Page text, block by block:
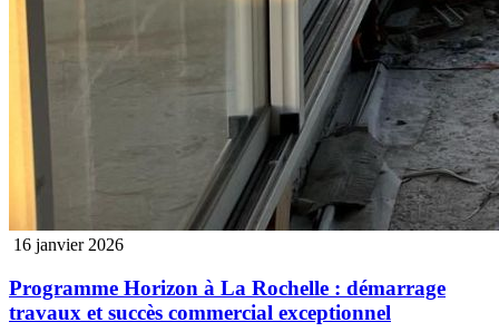
16 janvier 2026
Programme Horizon à La Rochelle : démarrage
travaux et succès commercial exceptionnel